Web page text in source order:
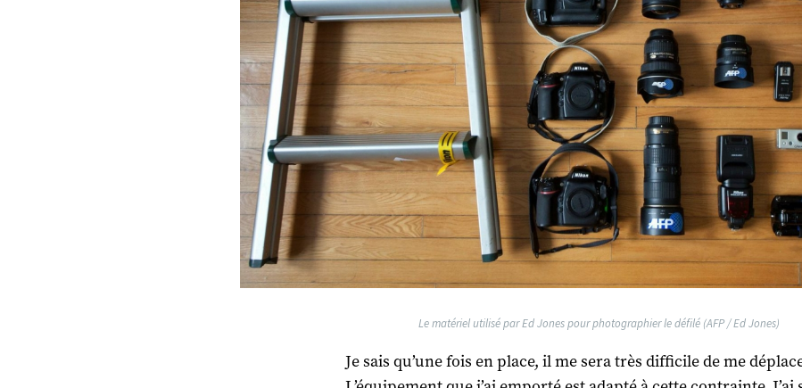
Le matériel utilisé par Ed Jones pour photographier le défilé (AFP / Ed Jones)
Je sais qu’une fois en place, il me sera très difficile de me